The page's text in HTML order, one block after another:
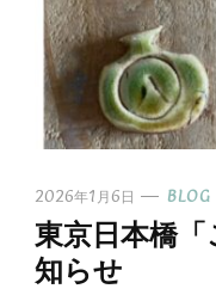
2026年1月6日 BLOG
東京日本橋
知らせ